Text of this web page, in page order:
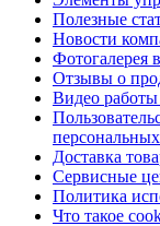
Полезные
Новости
Фотогалерея
Отзывы о
Видео
Доставка
Сервисные
Политика
Что такое